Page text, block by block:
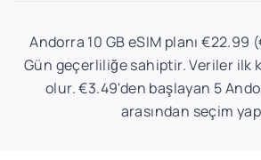
Andorra 10 GB eSIM planı €22.99
Gün geçerliliğe sahiptir. Veriler ilk
olur. €3.49'den başlayan 5
arasından seçim